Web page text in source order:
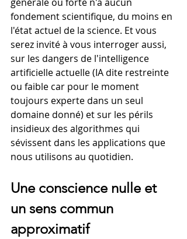
fondement scientifique, du moins en
l'état actuel de la science. Et vous
serez invité à vous interroger aussi,
sur les dangers de l'intelligence
artificielle actuelle (IA dite restreinte
ou faible car pour le moment
toujours experte dans un seul
domaine donné) et sur les périls
insidieux des algorithmes qui
sévissent dans les applications que
nous utilisons au quotidien.
Une conscience nulle et
un sens commun
approximatif